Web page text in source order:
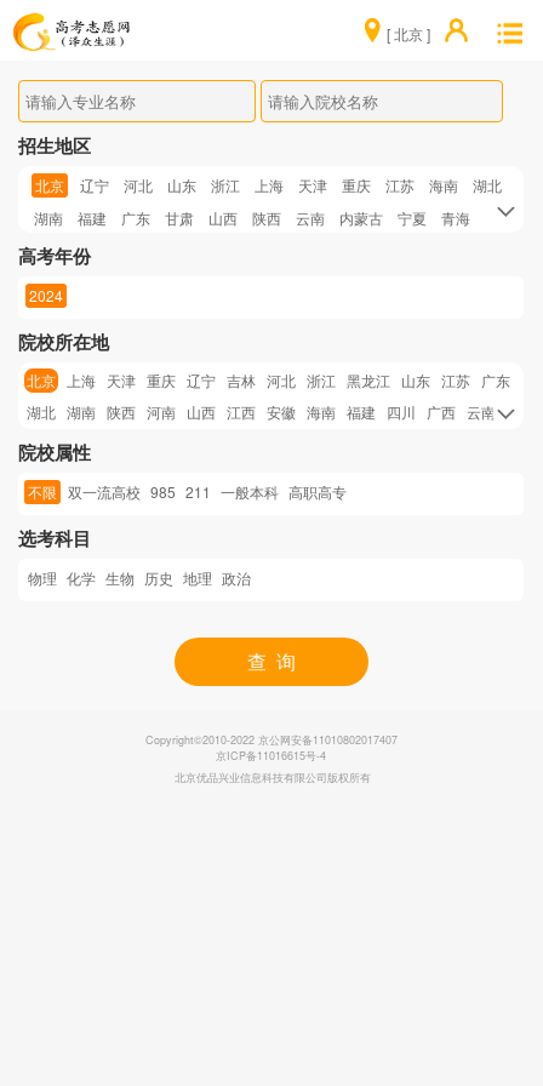
[ 北京 ]
招生地区
北京 辽宁 河北 山东 浙江 上海 天津 重庆 江苏 海南
湖北
湖南
福建 广东 甘肃 山西 陕西 云南 内蒙古 宁夏
青海
四川
河南
高考年份
2024
院校所在地
北京 上海 天津 重庆 辽宁 吉林 河北 浙江 黑龙江 山东 江苏 广东
湖北 湖南 陕西 河南 山西 江西 安徽 海南 福建 四川 广西 云南
甘肃 贵州
院校属性
不限 双一流高校 985 211 一般本科 高职高专
选考科目
物理 化学 生物 历史 地理 政治
查 询
Copyright©2010-2022 京公网安备11010802017407
京ICP备11016615号-4
北京优品兴业信息科技有限公司版权所有